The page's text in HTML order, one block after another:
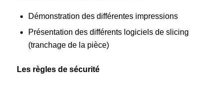
Démonstration des différentes impressions
Présentation des différents logiciels de slicing
(tranchage de la pièce)
Les règles de sécurité